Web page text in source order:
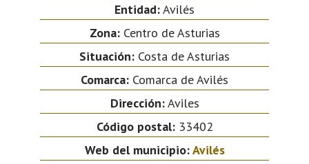
Entidad:Avilés
Zona:Centro de Asturias
Situación: Costa de Asturias
Comarca: Comarca de Avilés
Dirección:Aviles
Código postal:33402
Web del municipio:Avilés